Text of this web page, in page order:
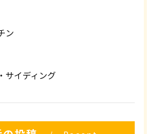
ン
サイディング